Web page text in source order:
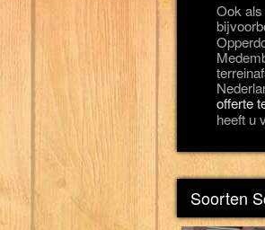
Ook
offerte
heeft u
Soorten